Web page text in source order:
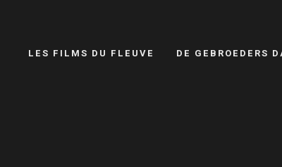
LES FILMS DU FLEUVE DE GEBROEDERS